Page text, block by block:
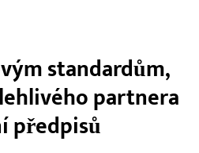
standardům,
partnera
předpisů